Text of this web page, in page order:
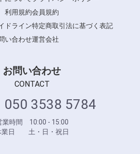
利用規約会員規約
ドライン特定商取引法に基づく表記
い合わせ運営会社
お問い合わせ
CONTACT
050 3538 5784
業時間 10:00 - 15:00
業日 土・日・祝日